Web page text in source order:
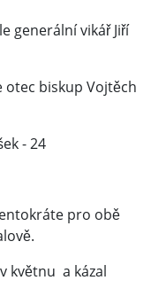
generální vikář Jiří
otec biskup Vojtěch
- 24
pro obě
květnu a kázal